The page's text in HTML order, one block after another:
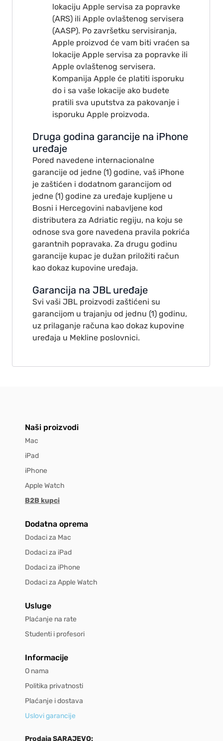
lokaciju Apple servisa za popravke
(ARS) ili Apple ovlaštenog servisera
(AASP). Po završetku servisiranja,
Apple proizvod će vam biti vraćen sa
lokacije Apple servisa za popravke ili
Apple ovlaštenog servisera.
Kompanija Apple će platiti isporuku
do i sa vaše lokacije ako budete
pratili sva uputstva za pakovanje i
isporuku Apple proizvoda.
Druga godina garancije na iPhone
uređaje
Pored navedene internacionalne
garancije od jedne (1) godine, vaš iPhone
je zaštićen i dodatnom garancijom od
jedne (1) godine za uređaje kupljene u
Bosni i Hercegovini nabavljene kod
distributera za Adriatic regiju, na koju se
odnose sva gore navedena pravila pokrića
garantnih popravaka. Za drugu godinu
garancije kupac je dužan priložiti račun
kao dokaz kupovine uređaja.
Garancija na JBL uređaje
Svi vaši JBL proizvodi zaštićeni su
garancijom u trajanju od jednu (1) godinu,
uz prilaganje računa kao dokaz kupovine
uređaja u Mekline poslovnici.
Naši proizvodi
Mac
iPad
iPhone
Apple Watch
B2B kupci
Dodatna oprema
Dodaci za Mac
Dodaci za iPad
Dodaci za iPhone
Dodaci za Apple Watch
Usluge
Plaćanje na rate
Studenti i profesori
Informacije
O nama
Politika privatnosti
Plaćanje i dostava
Uslovi garancije
Prodaja SARAJEVO: